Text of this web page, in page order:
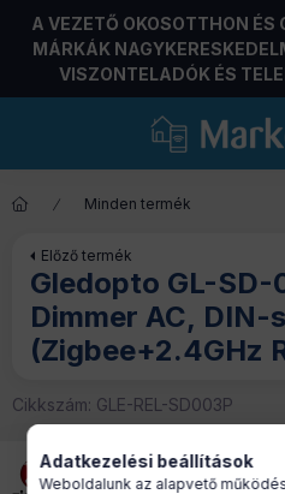
A VEZETŐ OKOSOTTHON ÉS
MÁRKÁK
VISZONTELADÓK ÉS
Minden termék
Előző termék
Gledopto GL-SD-
Dimmer AC, DIN-
(Zigbee+2.4GHz
Cikkszám: GLE-REL-SD003P
Adatkezelési beállítások
Weboldalunk az alapvető